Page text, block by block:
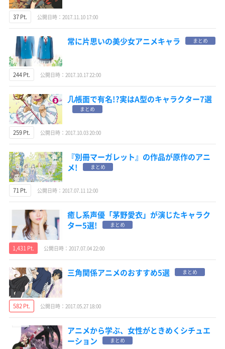
37 Pt. 公開日時：2017.11.10 17:00
常に片思いの美少女アニメキャラ まとめ
244 Pt. 公開日時：2017.10.17 22:00
几帳面で有名!?実はA型のキャラクター7選
まとめ
259 Pt. 公開日時：2017.10.03 20:00
『別冊マーガレット』の作品が原作のアニ
メ!
まとめ
71 Pt. 公開日時：2017.07.11 12:00
癒し系声優「茅野愛衣」が演じたキャラク
ター5選!
まとめ
1,431 Pt. 公開日時：2017.07.04 22:00
三角関係アニメのおすすめ5選 まとめ
582 Pt. 公開日時：2017.05.27 18:00
アニメから学ぶ、女性がときめくシチュエ
ーション
まとめ